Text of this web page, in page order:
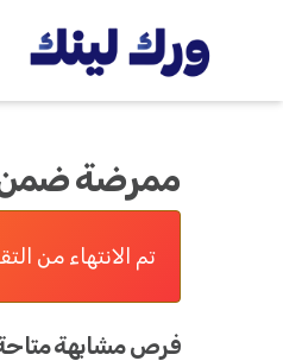
ممرضة ضمن
تم الانتهاء من
فرص مشابهة متاحة